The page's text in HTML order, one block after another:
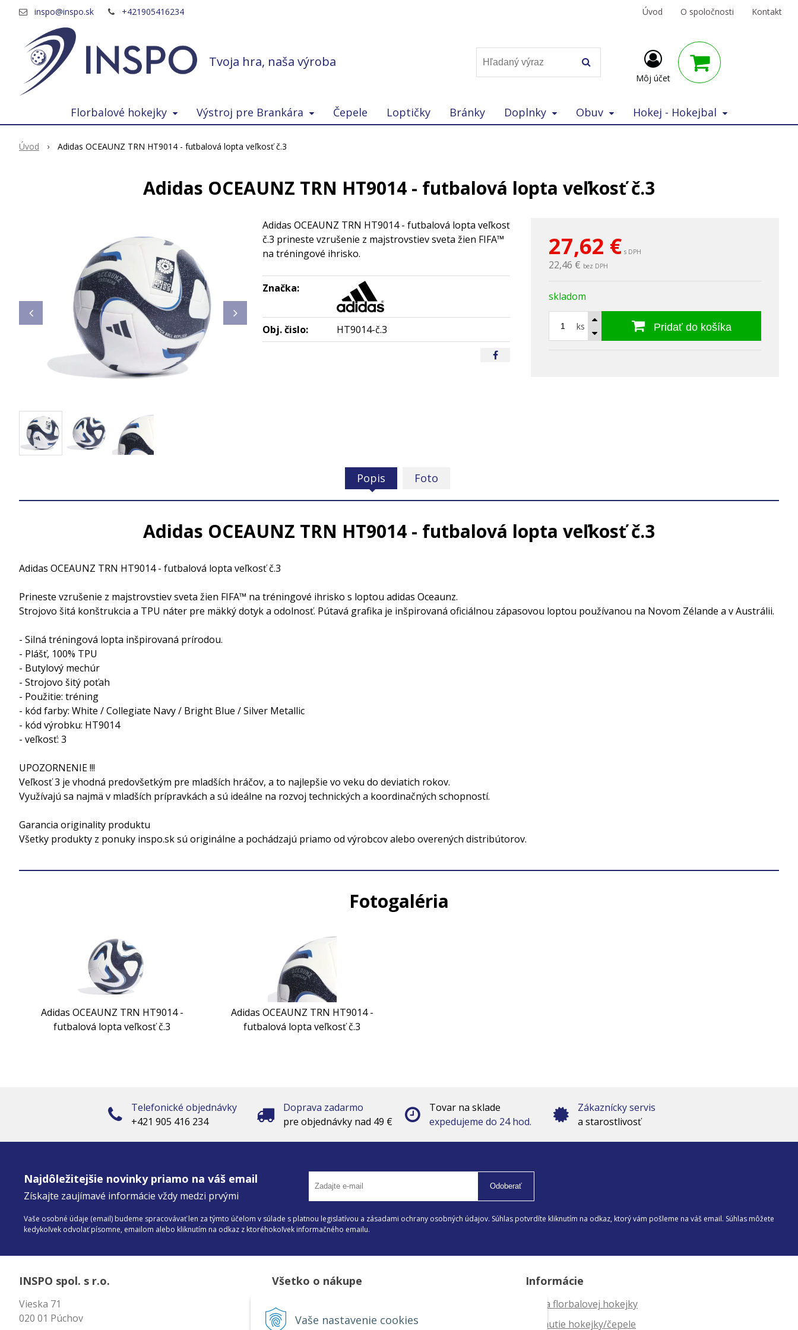
Vaše nastavenie cookies
Tvoja hra, naša výroba
inspo@inspo.sk +421905416234 Úvod O spoločnosti Kontakt
Môj účet
Florbalové hokejky Výstroj pre Brankára Čepele Loptičky Bránky Doplnky Obuv Hokej - Hokejbal
Úvod Adidas OCEAUNZ TRN HT9014 - futbalová lopta veľkosť č.3
Adidas OCEAUNZ TRN HT9014 - futbalová lopta veľkosť č.3
27,62 € s DPH
22,46 € bez DPH
skladom
ks Pridať do košíka
Adidas OCEAUNZ TRN HT9014 - futbalová lopta veľkosť
č.3 prineste vzrušenie z majstrovstiev sveta žien FIFA™
na tréningové ihrisko.
Značka:
Obj. čislo: HT9014-č.3
Popis Foto
Adidas OCEAUNZ TRN HT9014 - futbalová lopta veľkosť č.3
Adidas OCEAUNZ TRN HT9014 - futbalová lopta veľkosť č.3
Prineste vzrušenie z majstrovstiev sveta žien FIFA™ na tréningové ihrisko s loptou adidas Oceaunz.
Strojovo šitá konštrukcia a TPU náter pre mäkký dotyk a odolnosť. Pútavá grafika je inšpirovaná oficiálnou zápasovou loptou používanou na Novom Zélande a v Austrálii.
- Silná tréningová lopta inšpirovaná prírodou.
- Plášť, 100% TPU
- Butylový mechúr
- Strojovo šitý poťah
- Použitie: tréning
- kód farby: White / Collegiate Navy / Bright Blue / Silver Metallic
- kód výrobku: HT9014
- veľkosť: 3
UPOZORNENIE !!!
Veľkosť 3 je vhodná predovšetkým pre mladších hráčov, a to najlepšie vo veku do deviatich rokov.
Využívajú sa najmä v mladších prípravkách a sú ideálne na rozvoj technických a koordinačných schopností.
Garancia originality produktu
Všetky produkty z ponuky inspo.sk sú originálne a pochádzajú priamo od výrobcov alebo overených distribútorov.
Fotogaléria
Adidas OCEAUNZ TRN HT9014 -
futbalová lopta veľkosť č.3
Adidas OCEAUNZ TRN HT9014 -
futbalová lopta veľkosť č.3
Telefonické objednávky
+421 905 416 234
Doprava zadarmo
pre objednávky nad 49 €
Tovar na sklade
expedujeme do 24 hod.
Zákaznícky servis
a starostlivosť
Najdôležitejšie novinky priamo na váš email
Získajte zaujímavé informácie vždy medzi prvými
Odoberať
Vaše osobné údaje (email) budeme spracovávať len za týmto účelom v súlade s platnou legislatívou a zásadami ochrany osobných údajov. Súhlas potvrdíte kliknutím na odkaz, ktorý vám pošleme na váš email. Súhlas môžete
kedykoľvek odvolať písomne, emailom alebo kliknutím na odkaz z ktoréhokoľvek informačného emailu.
INSPO spol. s r.o.
Vieska 71
020 01 Púchov
Všetko o nákupe
Reklamačný poriadok
Informácie
Dĺžka florbalovej hokejky
Zahnutie hokejky/čepele